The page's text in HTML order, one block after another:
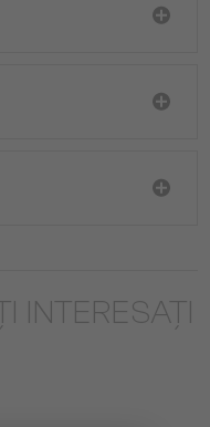
INTERESAȚI